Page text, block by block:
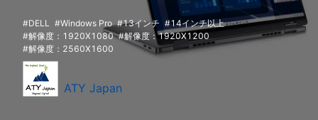
DELL Windows Pro 13インチ
14インチ以上
解像度：1920X1080
解像度：1920X1200
解像度：2560X1600
ATY Japan